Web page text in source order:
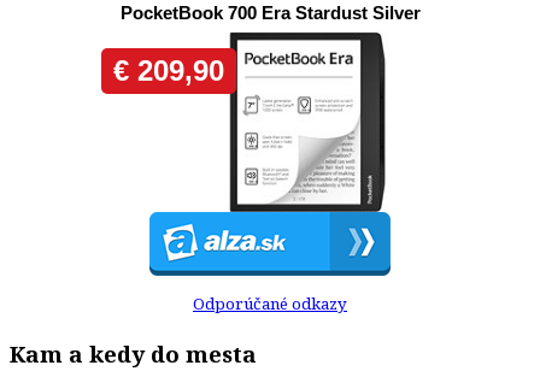
Odporúčané odkazy
Kam a kedy do mesta